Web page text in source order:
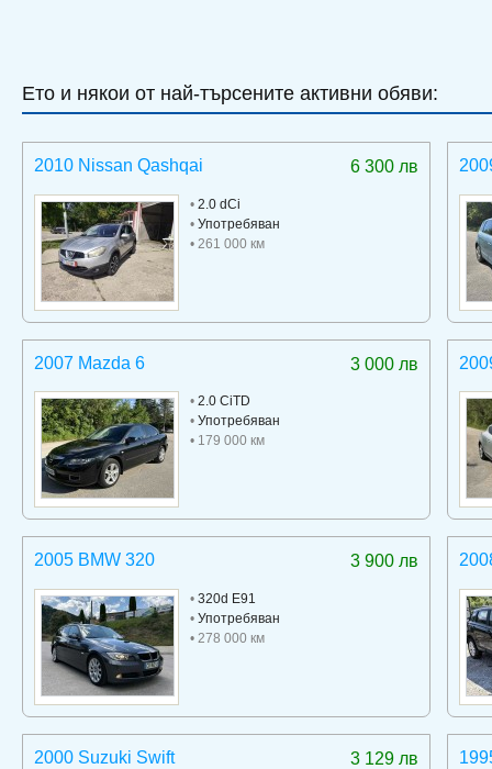
Ето и някои от най-търсените активни обяви:
6 300 лв
2010 Nissan Qashqai
• 2.0 dCi
• Употребяван
• 261 000 км
3 000 лв
2007 Mazda 6
• 2.0 CiTD
• Употребяван
• 179 000 км
3 900 лв
2005 BMW 320
• 320d E91
• Употребяван
• 278 000 км
3 129 лв
2000 Suzuki Swift